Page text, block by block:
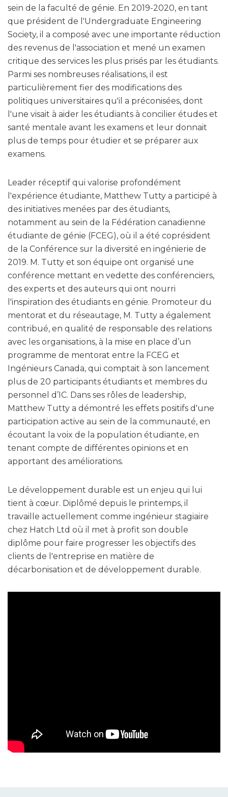
sein de la faculté de génie. En 2019-2020, en tant
que président de l'Undergraduate Engineering
Society, il a composé avec une importante réduction
des revenus de l'association et mené un examen
critique des services les plus prisés par les étudiants.
Parmi ses nombreuses réalisations, il est
particulièrement fier des modifications des
politiques universitaires qu'il a préconisées, dont
l'une visait à aider les étudiants à concilier études et
santé mentale avant les examens et leur donnait
plus de temps pour étudier et se préparer aux
examens.
Leader réceptif qui valorise profondément
l'expérience étudiante, Matthew Tutty a participé à
des initiatives menées par des étudiants,
notamment au sein de la Fédération canadienne
étudiante de génie (FCEG), où il a été coprésident
de la Conférence sur la diversité en ingénierie de
2019. M. Tutty et son équipe ont organisé une
conférence mettant en vedette des conférenciers,
des experts et des auteurs qui ont nourri
l'inspiration des étudiants en génie. Promoteur du
mentorat et du réseautage, M. Tutty a également
contribué, en qualité de responsable des relations
avec les organisations, à la mise en place d’un
programme de mentorat entre la FCEG et
Ingénieurs Canada, qui comptait à son lancement
plus de 20 participants étudiants et membres du
personnel d’IC. Dans ses rôles de leadership,
Matthew Tutty a démontré les effets positifs d'une
participation active au sein de la communauté, en
écoutant la voix de la population étudiante, en
tenant compte de différentes opinions et en
apportant des améliorations.
Le développement durable est un enjeu qui lui
tient à cœur. Diplômé depuis le printemps, il
travaille actuellement comme ingénieur stagiaire
chez Hatch Ltd où il met à profit son double
diplôme pour faire progresser les objectifs des
clients de l'entreprise en matière de
décarbonisation et de développement durable.